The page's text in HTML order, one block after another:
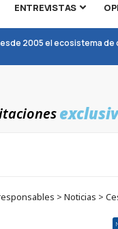
ENTREVISTAS
2005 el ecosistema de
> Noticias >